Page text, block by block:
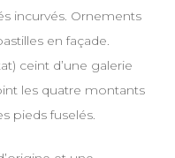
incurvés. Ornements
en façade.
ceint d’une galerie
les quatre montants
pieds fuselés.